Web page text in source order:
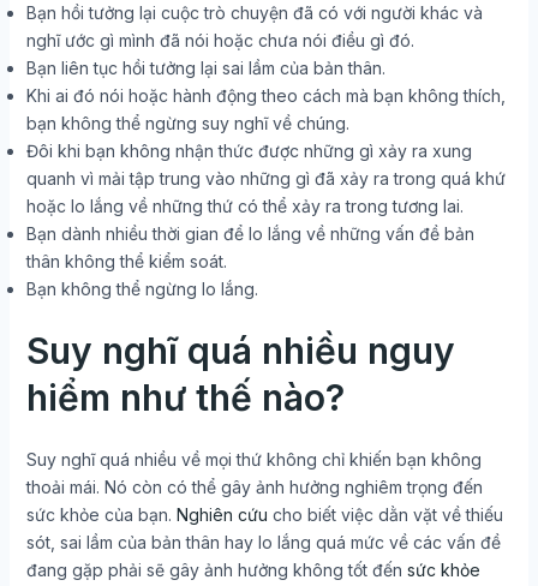
Bạn hồi tưởng lại cuộc trò chuyện đã có với người khác và
nghĩ ước gì mình đã nói hoặc chưa nói điều gì đó.
Bạn liên tục hồi tưởng lại sai lầm của bản thân.
Khi ai đó nói hoặc hành động theo cách mà bạn không thích,
bạn không thể ngừng suy nghĩ về chúng.
Đôi khi bạn không nhận thức được những gì xảy ra xung
quanh vì mải tập trung vào những gì đã xảy ra trong quá khứ
hoặc lo lắng về những thứ có thể xảy ra trong tương lai.
Bạn dành nhiều thời gian để lo lắng về những vấn đề bản
thân không thể kiểm soát.
Bạn không thể ngừng lo lắng.
Suy nghĩ quá nhiều nguy
hiểm như thế nào?
Suy nghĩ quá nhiều về mọi thứ không chỉ khiến bạn không
thoải mái. Nó còn có thể gây ảnh hưởng nghiêm trọng đến
sức khỏe của bạn. Nghiên cứu cho biết việc dằn vặt về thiếu
sót, sai lầm của bản thân hay lo lắng quá mức về các vấn đề
đang gặp phải sẽ gây ảnh hưởng không tốt đến sức khỏe